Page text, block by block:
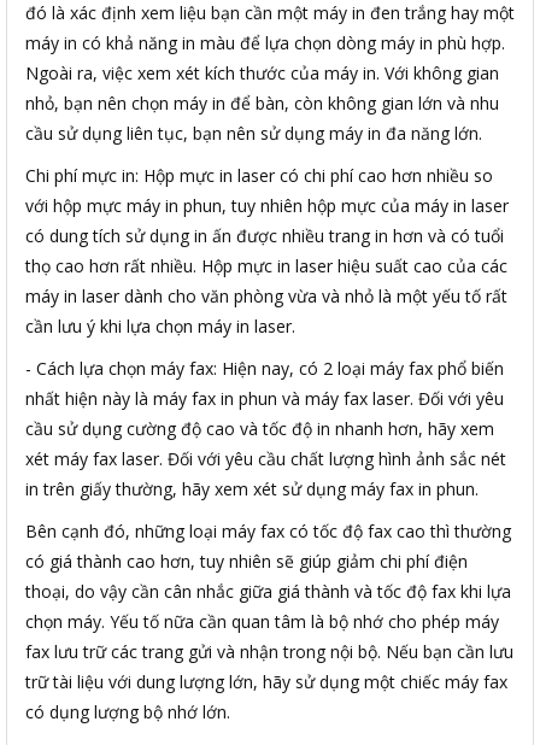
đó là xác định xem liệu bạn cần một máy in đen trắng hay một
máy in có khả năng in màu để lựa chọn dòng máy in phù hợp.
Ngoài ra, việc xem xét kích thước của máy in. Với không gian
nhỏ, bạn nên chọn máy in để bàn, còn không gian lớn và nhu
cầu sử dụng liên tục, bạn nên sử dụng máy in đa năng lớn.
Chi phí mực in: Hộp mực in laser có chi phí cao hơn nhiều so
với hộp mực máy in phun, tuy nhiên hộp mực của máy in laser
có dung tích sử dụng in ấn được nhiều trang in hơn và có tuổi
thọ cao hơn rất nhiều. Hộp mực in laser hiệu suất cao của các
máy in laser dành cho văn phòng vừa và nhỏ là một yếu tố rất
cần lưu ý khi lựa chọn máy in laser.
- Cách lựa chọn máy fax: Hiện nay, có 2 loại máy fax phổ biến
nhất hiện này là máy fax in phun và máy fax laser. Đối với yêu
cầu sử dụng cường độ cao và tốc độ in nhanh hơn, hãy xem
xét máy fax laser. Đối với yêu cầu chất lượng hình ảnh sắc nét
in trên giấy thường, hãy xem xét sử dụng máy fax in phun.
Bên cạnh đó, những loại máy fax có tốc độ fax cao thì thường
có giá thành cao hơn, tuy nhiên sẽ giúp giảm chi phí điện
thoại, do vậy cần cân nhắc giữa giá thành và tốc độ fax khi lựa
chọn máy. Yếu tố nữa cần quan tâm là bộ nhớ cho phép máy
fax lưu trữ các trang gửi và nhận trong nội bộ. Nếu bạn cần lưu
trữ tài liệu với dung lượng lớn, hãy sử dụng một chiếc máy fax
có dụng lượng bộ nhớ lớn.